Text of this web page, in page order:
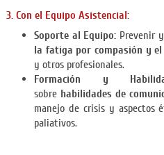
3. Con el Equipo Asistencial:
Soporte al Equipo: Prevenir
la fatiga por compasión y el
y otros profesionales.
Formación y
sobre habilidades de
manejo de crisis y aspectos
paliativos.